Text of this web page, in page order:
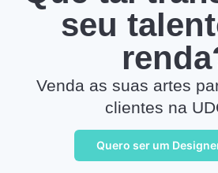
seu
Venda as suas artes
clientes na
Quero ser um